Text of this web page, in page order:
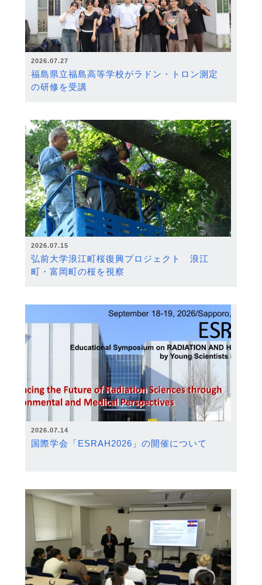
2026.07.27
福島県立福島高等学校がラドン・トロン測定
の研修を受講
2026.07.15
弘前大学浪江町桜復興プロジェクト 浪江
町・富岡町の桜を視察
2026.07.14
国際学会「ESRAH2026」の開催について